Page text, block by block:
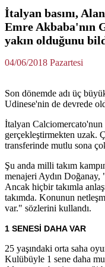
İtalyan basını,
Emre Akbaba'nın
yakın olduğunu
04/06/2018 Pazartesi
Son dönemde adı üç
Udinese'nin de devrede
İtalyan Calciomercato'nun
gerçekleştirmekten uzak.
transferinde mutlu sona
Şu anda milli takım
menajeri Aydın Doğanay,
Ancak hiçbir takımla
takımda. Konunun
var." sözlerini kullandı.
1 SENESİ DAHA VAR
25 yaşındaki orta saha
Kulübüyle 1 sene daha